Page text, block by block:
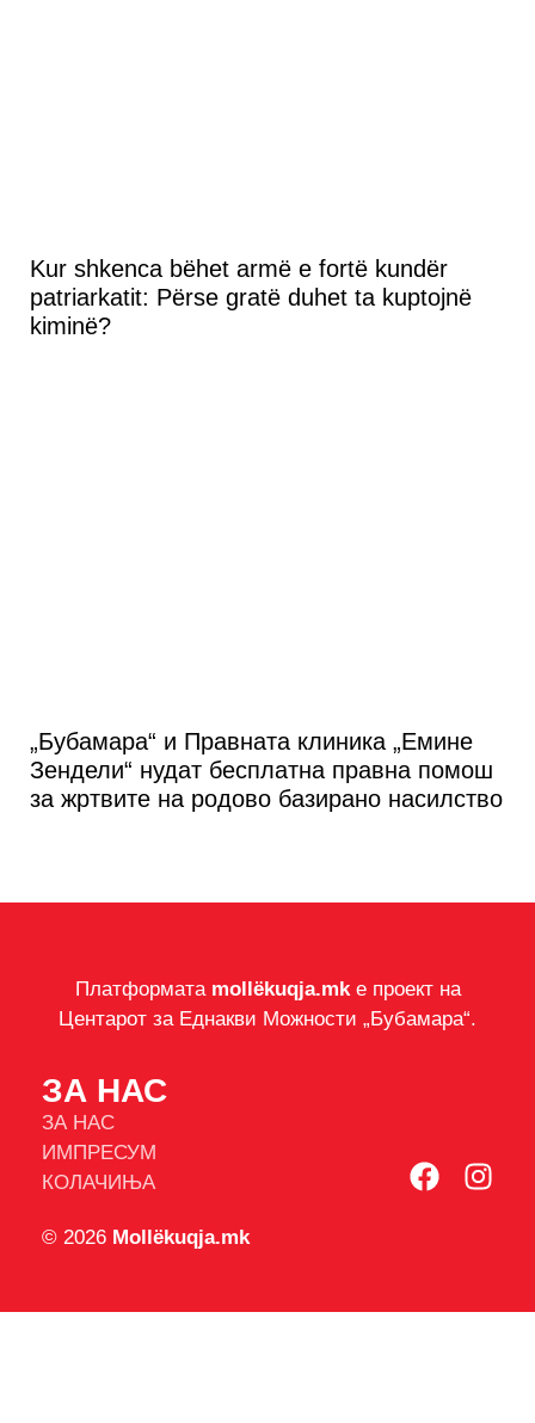
Kur shkenca bëhet armë e fortë kundër
patriarkatit: Përse gratë duhet ta kuptojnë
kiminë?
„Бубамара“ и Правната клиника „Емине
Зендели“ нудат бесплатна правна помош
за жртвите на родово базирано насилство
Платформата mollëkuqja.mkе проект на
Центарот за Еднакви Можности „Бубамара“.
ЗА НАС
ЗА НАС
ИМПРЕСУМ
КОЛАЧИЊА
© 2026 Mollëkuqja.mk